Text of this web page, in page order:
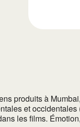
produits à
et
les films.